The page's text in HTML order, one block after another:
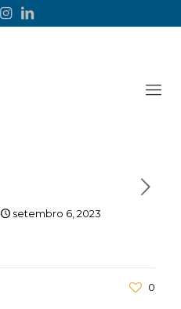
setembro 6, 2023
0